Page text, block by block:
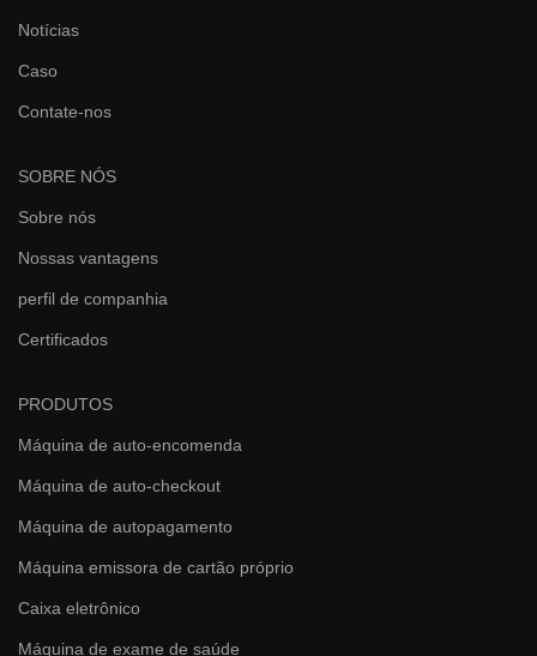
Notícias
Caso
Contate-nos
SOBRE NÓS
Sobre nós
Nossas vantagens
perfil de companhia
Certificados
PRODUTOS
Máquina de auto-encomenda
Máquina de auto-checkout
Máquina de autopagamento
Máquina emissora de cartão próprio
Caixa eletrônico
Máquina de exame de saúde